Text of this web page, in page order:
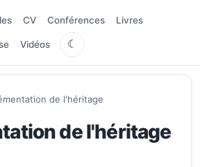
CV Conférences Livres
Vidéos ☾
de l'héritage
de l'héritage